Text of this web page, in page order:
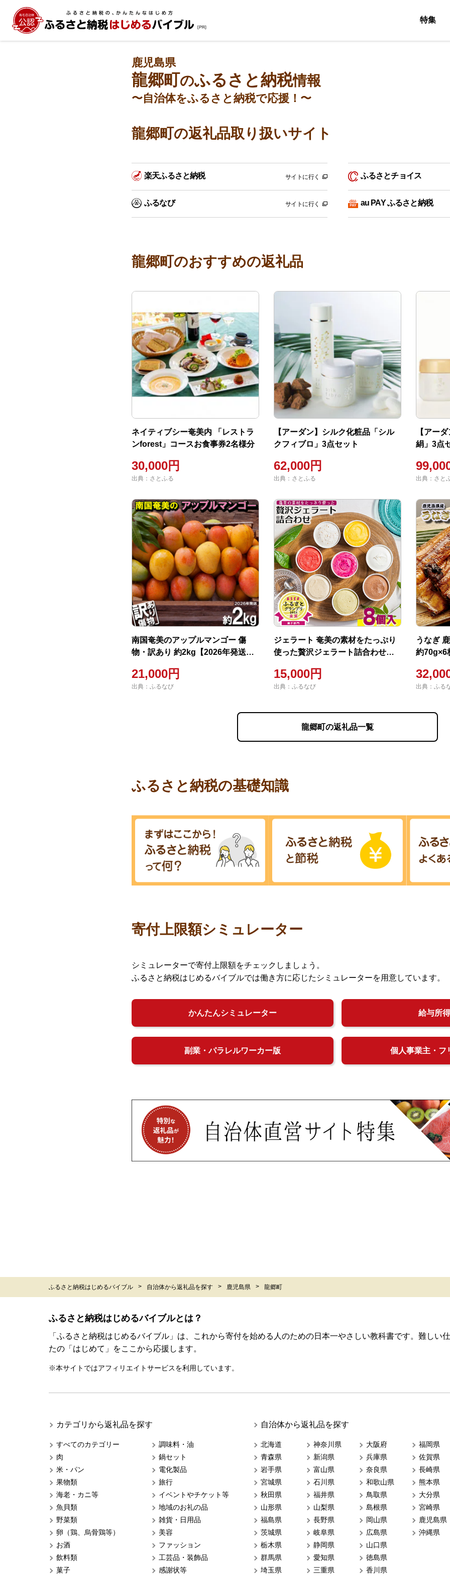
特集
鹿児島県
龍郷町のふるさと納税情報
〜自治体をふるさと納税で応援！〜
龍郷町の返礼品取り扱いサイト
楽天ふるさと納税 サイトに行く ふるさとチョイス
ふるなび サイトに行く au PAY ふるさと納税
龍郷町のおすすめの返礼品
ネイティブシー奄美内 「レストラ
ンforest」コースお食事券2名様分
30,000円
出典：さとふる
【アーダン】シルク化粧品「シル
クフィブロ」3点セット
62,000円
出典：さとふる
【アー
絹」3点
出典：さと
南国奄美のアップルマンゴー 傷
物・訳あり 約2kg【2026年発送】
国産 奄美産 青果 果物 くだもの フ
ルーツ 南国 トロピカル デザート
21,000円
出典：ふるなび
ジェラート 奄美の素材をたっぷり
使った贅沢ジェラート詰合わせ 8
15,000円
出典：ふるなび
うなぎ
約70g×6
出典：ふる
龍郷町の返礼品一覧
ふるさと納税の基礎知識
寄付上限額シミュレーター
シミュレーターで寄付上限額をチェックしましょう。
ふるさと納税はじめるバイブルでは働き方に応じたシミュレーターを用意しています。
かんたんシミュレーター 給与所
副業・パラレルワーカー版 個人事業主・フ
ふるさと納税はじめるバイブル 自治体から返礼品を探す 鹿児島県 龍郷町
ふるさと納税はじめるバイブルとは？
「ふるさと納税はじめるバイブル」は、これから寄付を始める人のための日本一やさしい教科書です。難しい
たの「はじめて」をここから応援します。
※本サイトではアフィリエイトサービスを利用しています。
カテゴリから返礼品を探す
すべてのカテゴリー
肉
米・パン
果物類
海老・カニ等
魚貝類
野菜類
卵（鶏、烏骨鶏等）
お酒
飲料類
菓子
調味料・油
鍋セット
電化製品
旅行
イベントやチケット等
地域のお礼の品
雑貨・日用品
美容
ファッション
工芸品・装飾品
感謝状等
自治体から返礼品を探す
北海道
青森県
岩手県
宮城県
秋田県
山形県
福島県
茨城県
栃木県
群馬県
埼玉県
神奈川県
新潟県
富山県
石川県
福井県
山梨県
長野県
岐阜県
静岡県
愛知県
三重県
大阪府
兵庫県
奈良県
和歌山県
鳥取県
島根県
岡山県
広島県
山口県
徳島県
香川県
福岡県
佐賀県
長崎県
熊本県
大分県
宮崎県
鹿児島県
沖縄県